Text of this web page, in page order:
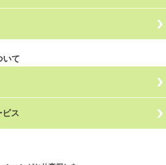
いて
ビス